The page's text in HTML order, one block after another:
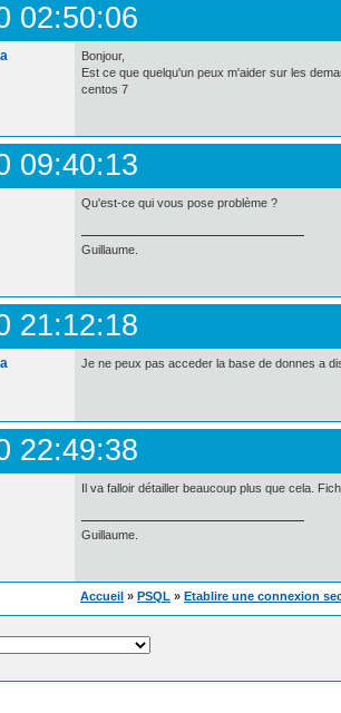
02:50:06
Bonjour,
Est ce que quelqu'un peux m'aider sur les
centos 7
09:40:13
Qu'est-ce qui vous pose problème ?
Guillaume.
21:12:18
Je ne peux pas acceder la base de donnes a
22:49:38
Il va falloir détailler beaucoup plus que cela.
Guillaume.
Accueil » PSQL » Etablire une connexion